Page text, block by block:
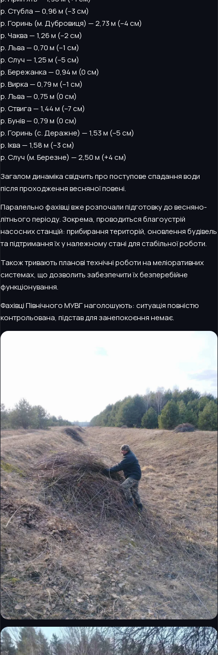
р. Стубла — 0,96 м (–3 см)
р. Горинь (м. Дубровиця) — 2,73 м (–4 см)
р. Чаква — 1,26 м (–2 см)
р. Льва — 0,70 м (–1 см)
р. Случ — 1,25 м (–5 см)
р. Бережанка — 0,94 м (0 см)
р. Вирка — 0,79 м (–1 см)
р. Льва — 0,75 м (0 см)
р. Ствига — 1,44 м (–7 см)
р. Бунів — 0,79 м (0 см)
р. Горинь (с. Деражне) — 1,53 м (–5 см)
р. Іква — 1,58 м (–3 см)
р. Случ (м. Березне) — 2,50 м (+4 см)
Загалом динаміка свідчить про поступове спадання води
після проходження весняної повені.
Паралельно фахівці вже розпочали підготовку до весняно-
літнього періоду. Зокрема, проводиться благоустрій
насосних станцій: прибирання територій, оновлення будівель
та підтримання їх у належному стані для стабільної роботи.
Також тривають планові технічні роботи на меліоративних
системах, що дозволить забезпечити їх безперебійне
функціонування.
Фахівці Північного МУВГ наголошують: ситуація повністю
контрольована, підстав для занепокоєння немає.